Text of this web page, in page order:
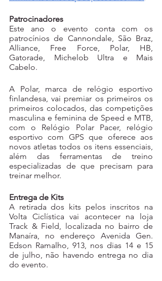
Patrocinadores
Este ano o evento conta com os
patrocínios de Cannondale, São Braz,
Alliance, Free Force, Polar, HB,
Gatorade, Michelob Ultra e Mais
Cabelo.
A Polar, marca de relógio esportivo
finlandesa, vai premiar os primeiros os
primeiros colocados, das competições
masculina e feminina de Speed e MTB,
com o Relógio Polar Pacer, relógio
esportivo com GPS que oferece aos
novos atletas todos os itens essenciais,
além das ferramentas de treino
especializadas de que precisam para
treinar melhor.
Entrega de Kits
A retirada dos kits pelos inscritos na
Volta Ciclística vai acontecer na loja
Track & Field, localizada no bairro de
Manaíra, no endereço Avenida Gen.
Edson Ramalho, 913, nos dias 14 e 15
de julho, não havendo entrega no dia
do evento.